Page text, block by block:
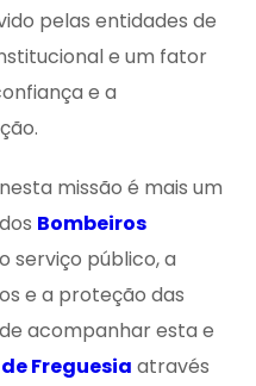
pelas entidades de
e um fator
e a
missão é mais um
Bombeiros
serviço público, a
e a proteção das
acompanhar esta e
Freguesia através